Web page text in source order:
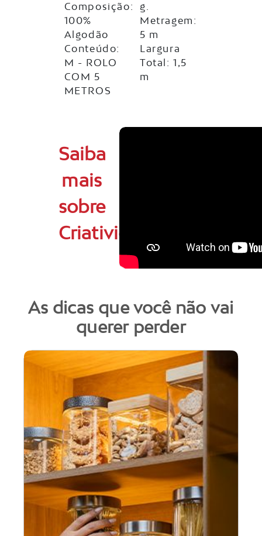
Composição:
100%
Algodão
Conteúdo:
M - ROLO
COM 5
METROS
g.
Metragem:
5 m
Largura
Total: 1,5
m
Saiba
mais
sobre
Criatividade
As dicas que você não vai
querer perder